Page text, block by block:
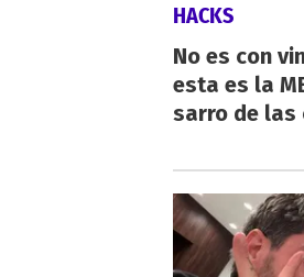
HACKS
No es con
esta es la
sarro de las